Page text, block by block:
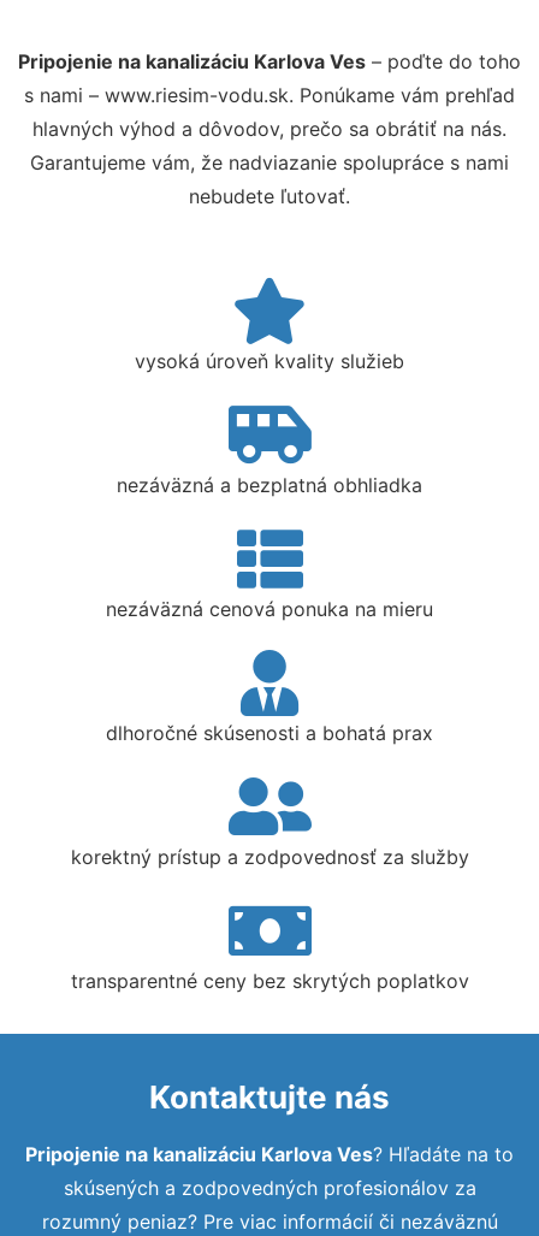
Pripojenie na kanalizáciu Karlova Ves – poďte do toho
s nami – www.riesim-vodu.sk. Ponúkame vám prehľad
hlavných výhod a dôvodov, prečo sa obrátiť na nás.
Garantujeme vám, že nadviazanie spolupráce s nami
nebudete ľutovať.
vysoká úroveň kvality služieb
nezáväzná a bezplatná obhliadka
nezáväzná cenová ponuka na mieru
dlhoročné skúsenosti a bohatá prax
korektný prístup a zodpovednosť za služby
transparentné ceny bez skrytých poplatkov
Kontaktujte nás
Pripojenie na kanalizáciu Karlova Ves? Hľadáte na to
skúsených a zodpovedných profesionálov za
rozumný peniaz? Pre viac informácií či nezáväznú